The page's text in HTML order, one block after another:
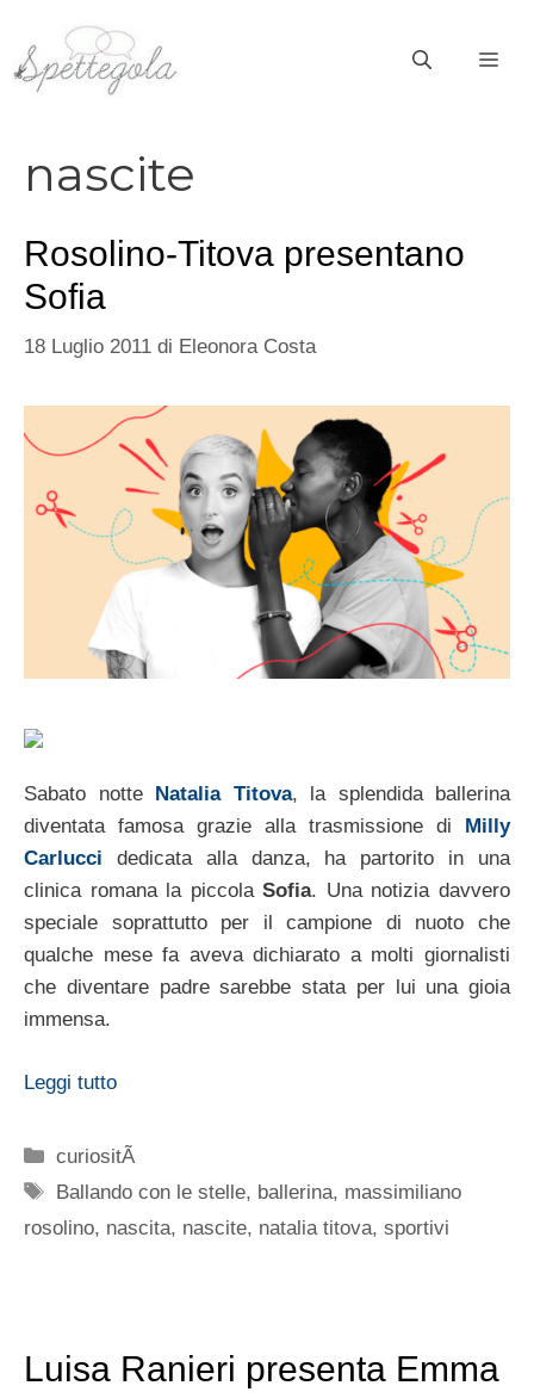
contenuto
nascite
Rosolino-Titova presentano
Sofia
18 Luglio 2011 di Eleonora Costa
Sabato notte Natalia Titova, la splendida ballerina
diventata famosa grazie alla trasmissione di
Milly
Carlucci dedicata alla danza, ha partorito in una
clinica romana la piccolaSofia. Una notizia davvero
speciale soprattutto per il campione di nuoto che
qualche mese fa aveva dichiarato a molti giornalisti
che diventare padre sarebbe stata per lui una gioia
immensa.
Leggi tutto
Categorie
curiositÃ
Tag
Ballando con le stelle, ballerina, massimiliano
rosolino, nascita, nascite, natalia titova, sportivi
Luisa Ranieri presenta Emma